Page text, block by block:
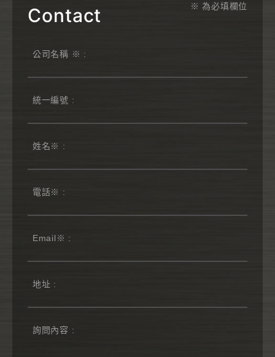
Contact ※ 為必填欄位